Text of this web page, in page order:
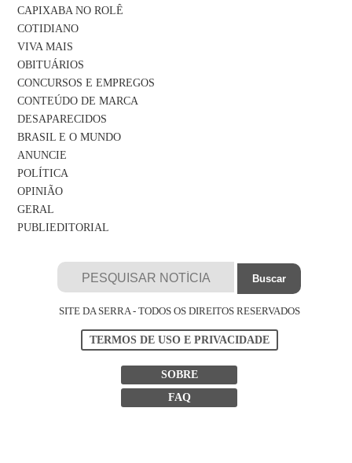
CAPIXABA NO ROLÊ
COTIDIANO
VIVA MAIS
OBITUÁRIOS
CONCURSOS E EMPREGOS
CONTEÚDO DE MARCA
DESAPARECIDOS
BRASIL E O MUNDO
ANUNCIE
POLÍTICA
OPINIÃO
GERAL
PUBLIEDITORIAL
SITE DA SERRA - TODOS OS DIREITOS RESERVADOS
TERMOS DE USO E PRIVACIDADE
SOBRE
FAQ